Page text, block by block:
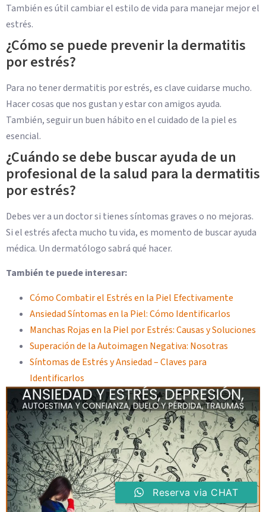
También es útil cambiar el estilo de vida para manejar mejor el
estrés.
¿Cómo se puede prevenir la dermatitis
por estrés?
Para no tener dermatitis por estrés, es clave cuidarse mucho.
Hacer cosas que nos gustan y estar con amigos ayuda.
También, seguir un buen hábito en el cuidado de la piel es
esencial.
¿Cuándo se debe buscar ayuda de un
profesional de la salud para la dermatitis
por estrés?
Debes ver a un doctor si tienes síntomas graves o no mejoras.
Si el estrés afecta mucho tu vida, es momento de buscar ayuda
médica. Un dermatólogo sabrá qué hacer.
También te puede interesar:
Cómo Combatir el Estrés en la Piel Efectivamente
Ansiedad Síntomas en la Piel: Cómo Identificarlos
Manchas Rojas en la Piel por Estrés: Causas y Soluciones
Superación de la Autoimagen Negativa: Nosotras
Síntomas de Estrés y Ansiedad – Claves para
Identificarlos
Reserva via CHAT